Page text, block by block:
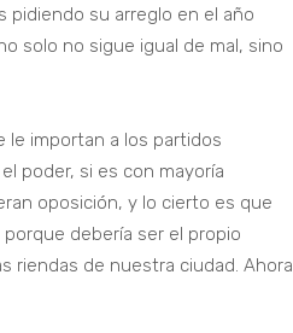
pidiendo su arreglo en el año
solo no sigue igual de mal, sino
le importan a los partidos
poder, si es con mayoría
oposición, y lo cierto es que
debería ser el propio
riendas de nuestra ciudad. Ahora